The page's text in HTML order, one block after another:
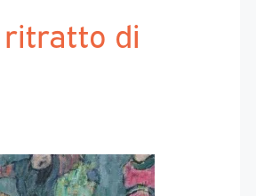
ritratto di